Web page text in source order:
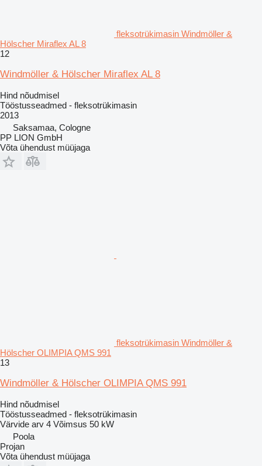
fleksotrükimasin Windmöller &
Hölscher Miraflex AL 8
12
Windmöller & Hölscher Miraflex AL 8
Hind nõudmisel
Tööstusseadmed - fleksotrükimasin
2013
Saksamaa, Cologne
PP LION GmbH
Võta ühendust müüjaga
fleksotrükimasin Windmöller &
Hölscher OLIMPIA QMS 991
13
Windmöller & Hölscher OLIMPIA QMS 991
Hind nõudmisel
Tööstusseadmed - fleksotrükimasin
Värvide arv 4 Võimsus 50 kW
Poola
Projan
Võta ühendust müüjaga